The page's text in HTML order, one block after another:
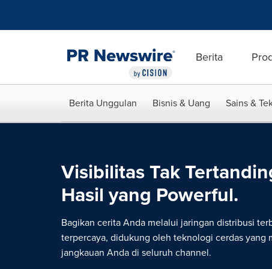
Berita
Berita Unggulan Bisnis & Uang Sains &
Visibilitas Tak
Hasil yang Powerful.
Bagikan cerita Anda melalui jaringan distribusi
terpercaya, didukung oleh teknologi cerdas yang
jangkauan Anda di seluruh channel.